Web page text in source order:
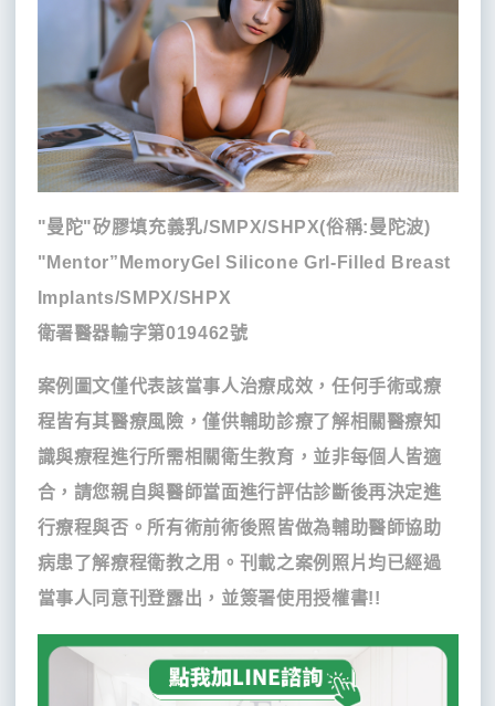
"曼陀"矽膠填充義乳/SMPX/SHPX(俗稱:曼陀波)
"Mentor”MemoryGel Silicone Grl-Filled Breast
Implants/SMPX/SHPX
衛署醫器輸字第019462號
案例圖文僅代表該當事人治療成效，任何手術或療
程皆有其醫療風險，僅供輔助診療了解相關醫療知
識與療程進行所需相關衛生教育，並非每個人皆適
合，請您親自與醫師當面進行評估診斷後再決定進
行療程與否。所有術前術後照皆做為輔助醫師協助
病患了解療程衛教之用。刊載之案例照片均已經過
當事人同意刊登露出，並簽署使用授權書!!